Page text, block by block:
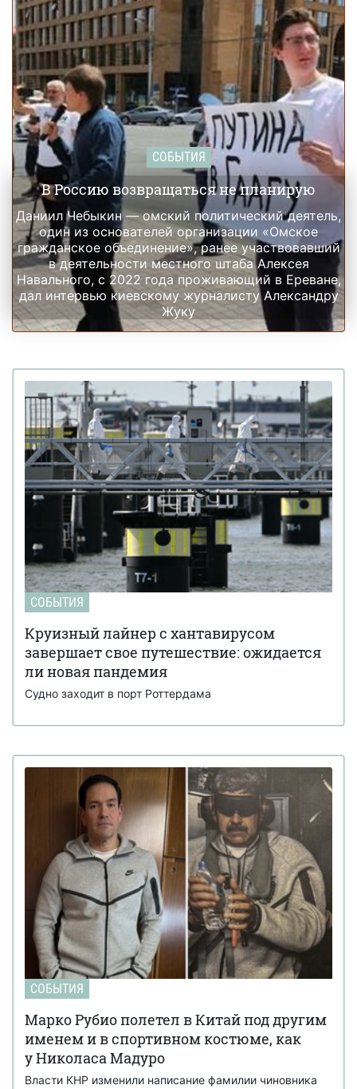
СОБЫТИЯ
В Россию возвращаться не планирую
Даниил Чебыкин — омский политический деятель,
один из основателей организации «Омское
гражданское объединение», ранее участвовавший
в деятельности местного штаба Алексея
Навального, с 2022 года проживающий в Ереване,
дал интервью киевскому журналисту Александру
Жуку
СОБЫТИЯ
Круизный лайнер с хантавирусом
завершает свое путешествие: ожидается
ли новая пандемия
Судно заходит в порт Роттердама
СОБЫТИЯ
Марко Рубио полетел в Китай под другим
именем и в спортивном костюме, как
у Николаса Мадуро
Власти КНР изменили написание фамилии чиновника